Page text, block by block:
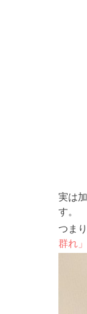
実は
す。
つま
群れ